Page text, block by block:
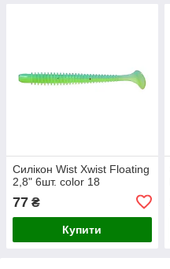
Силікон Wist Xwist Floating
2,8" 6шт. color 18
77 ₴
Купити